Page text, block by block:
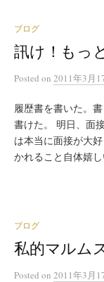
ブログ
訊け！もっ
Posted on 2011年3月
履歴書を書いた。
書けた。 明日、面
は本当に面接が大
かれること自体嬉
ブログ
私的マルム
Posted on 2011年3月